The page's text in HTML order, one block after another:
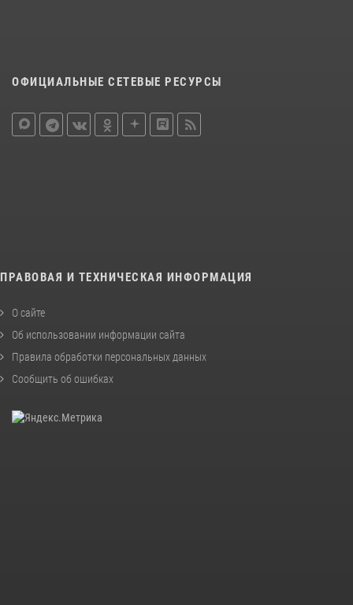
ОФИЦИАЛЬНЫЕ СЕТЕВЫЕ РЕСУРСЫ
ПРАВОВАЯ И ТЕХНИЧЕСКАЯ ИНФОРМАЦИЯ
О сайте
Об использовании информации сайта
Правила обработки персональных данных
Сообщить об ошибках